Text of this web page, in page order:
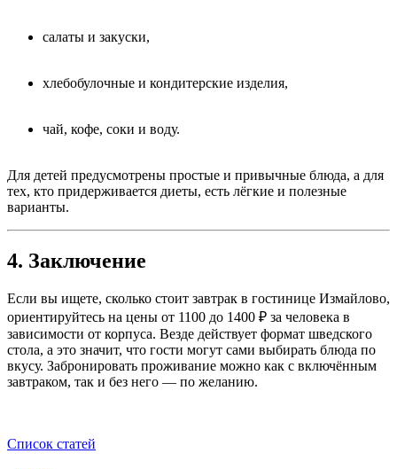
салаты и закуски,
хлебобулочные и кондитерские изделия,
чай, кофе, соки и воду.
Для детей предусмотрены простые и привычные блюда, а для
тех, кто придерживается диеты, есть лёгкие и полезные
варианты.
4. Заключение
Если вы ищете, сколько стоит завтрак в гостинице Измайлово,
ориентируйтесь на цены от 1100 до 1400 ₽ за человека в
зависимости от корпуса. Везде действует формат шведского
стола, а это значит, что гости могут сами выбирать блюда по
вкусу. Забронировать проживание можно как с включённым
завтраком, так и без него — по желанию.
Список статей